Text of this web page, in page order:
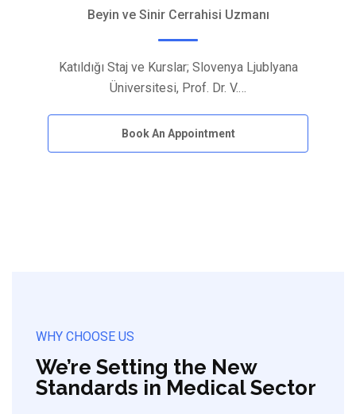
Beyin ve Sinir Cerrahisi Uzmanı
Katıldığı Staj ve Kurslar; Slovenya Ljublyana
Üniversitesi, Prof. Dr. V.…
Book An Appointment
WHY CHOOSE US
We’re Setting the New
Standards in Medical Sector